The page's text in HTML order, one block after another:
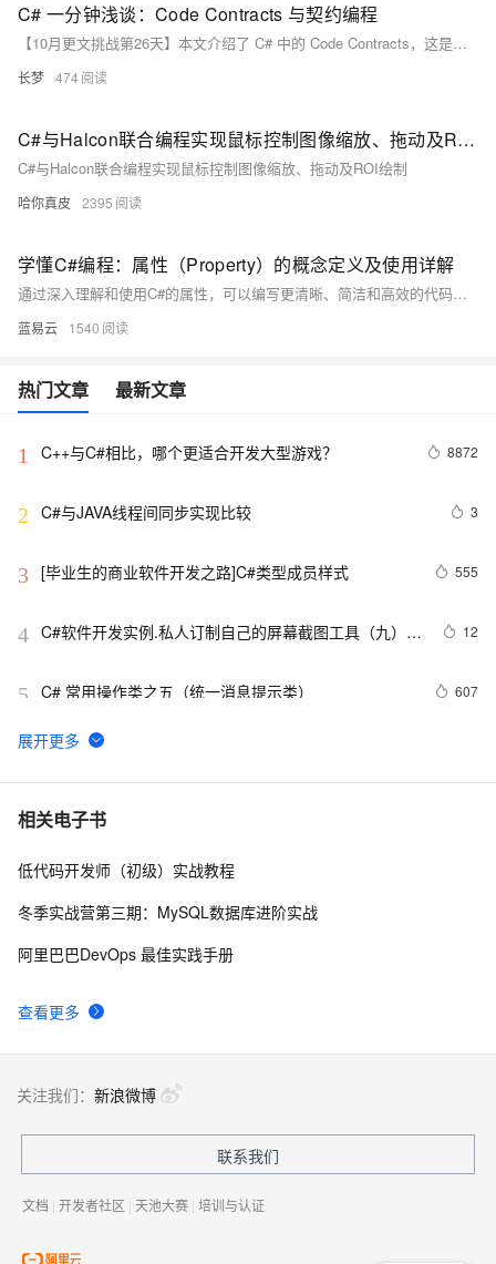
C# 一分钟浅谈：Code Contracts 与契约编程
【10月更文挑战第26天】本文介绍了 C# 中的 Code Contracts，这是一个强大的工具，用于通过契约编程增强代码的健壮性和可维护性。文章从基本概念入手，详细讲解了前置条件、后置条件和对象不变量的使用方法，并通过具体代码示例进行了说明。同时，文章还探讨了常见的问题和易错点，如忘记启用静态检查、过度依赖契约和性能影响，并提供了相应的解决建议。希望读者能通过本文更好地理解和应用 Code Contracts。
长梦 474
C#与Halcon联合编程实现鼠标控制图像缩放、拖动及ROI绘制
C#与Halcon联合编程实现鼠标控制图像缩放、拖动及ROI绘制
哈你真皮 2395
学懂C#编程：属性（Property）的概念定义及使用详解
通过深入理解和使用C#的属性，可以编写更清晰、简洁和高效的代码，为开发高质量的应用程序奠定基础。
蓝易云 1540
热门文章 最新文章
1 C++与C#相比，哪个更适合开发大型游戏？ 8872
2 C#与JAVA线程间同步实现比较 3
3 [毕业生的商业软件开发之路]C#类型成员样式 555
4 C#软件开发实例.私人订制自己的屏幕截图工具（九）使
12
5 C# 常用操作类之五（统一消息提示类） 607
6 [CLR via C#]5.1 基元类型
7 C# Win32控制台线程计时器代码示例
8 [C#]提交表单
相关电子书
查看更多
低代码开发师（初级）实战教程
冬季实战营第三期：MySQL数据库进阶实战
阿里巴巴DevOps 最佳实践手册
关注我们： 新浪微博
联系我们
文档 | 开发者社区 | 天池大赛 | 培训与认证